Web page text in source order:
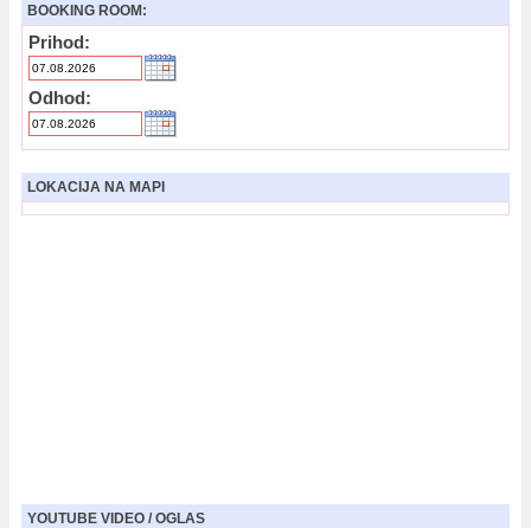
BOOKING ROOM:
Prihod:
Odhod:
LOKACIJA NA MAPI
YOUTUBE VIDEO / OGLAS